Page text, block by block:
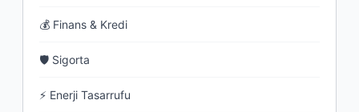
💰 Finans & Kredi
🛡 Sigorta
⚡ Enerji Tasarrufu